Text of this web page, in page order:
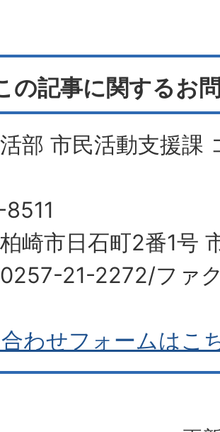
の記事に関するお
部 市民活動支援課
崎市日石町2番1号
21-2272/ファ
わせフォームはこ